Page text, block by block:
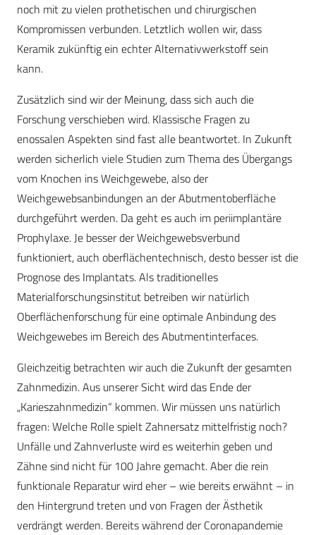
noch mit zu vielen prothetischen und chirurgischen
Kompromissen verbunden. Letztlich wollen wir, dass
Keramik zukünftig ein echter Alternativwerkstoff sein
kann.
Zusätzlich sind wir der Meinung, dass sich auch die
Forschung verschieben wird. Klassische Fragen zu
enossalen Aspekten sind fast alle beantwortet. In Zukunft
werden sicherlich viele Studien zum Thema des Übergangs
vom Knochen ins Weichgewebe, also der
Weichgewebsanbindungen an der Abutmentoberfläche
durchgeführt werden. Da geht es auch im periimplantäre
Prophylaxe. Je besser der Weichgewebsverbund
funktioniert, auch oberflächentechnisch, desto besser ist die
Prognose des Implantats. Als traditionelles
Materialforschungsinstitut betreiben wir natürlich
Oberflächenforschung für eine optimale Anbindung des
Weichgewebes im Bereich des Abutmentinterfaces.
Gleichzeitig betrachten wir auch die Zukunft der gesamten
Zahnmedizin. Aus unserer Sicht wird das Ende der
„Karieszahnmedizin“ kommen. Wir müssen uns natürlich
fragen: Welche Rolle spielt Zahnersatz mittelfristig noch?
Unfälle und Zahnverluste wird es weiterhin geben und
Zähne sind nicht für 100 Jahre gemacht. Aber die rein
funktionale Reparatur wird eher – wie bereits erwähnt – in
den Hintergrund treten und von Fragen der Ästhetik
verdrängt werden. Bereits während der Coronapandemie